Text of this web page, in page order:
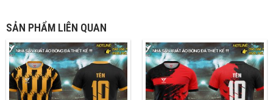
SẢN PHẨM LIÊN QUAN